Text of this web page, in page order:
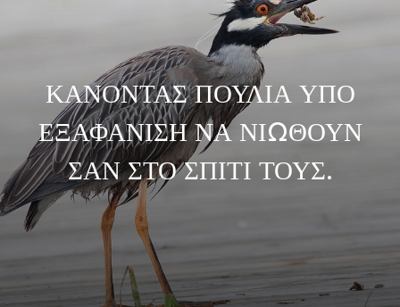
ΚΑΝΟΝΤΑΣ ΠΟΥΛΙΑ ΥΠΟ
ΕΞΑΦΑΝΙΣΗ ΝΑ ΝΙΩΘΟΥΝ
ΣΑΝ ΣΤΟ ΣΠΙΤΙ ΤΟΥΣ.